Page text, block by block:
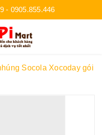
- 0905.855.446
Socola Xocoday gói